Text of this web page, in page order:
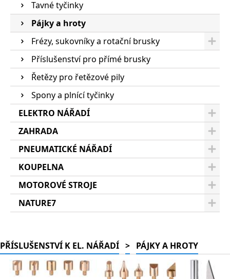
Tavné tyčinky
Pájky a hroty
Frézy, sukovníky a rotační brusky
Příslušenství pro přímé brusky
Řetězy pro řetězové pily
Spony a plnící tyčinky
ELEKTRO NÁŘADÍ
ZAHRADA
PNEUMATICKÉ NÁŘADÍ
KOUPELNA
MOTOROVÉ STROJE
NATURE7
PŘÍSLUŠENSTVÍ K EL. NÁŘADÍ > PÁJKY A HROTY